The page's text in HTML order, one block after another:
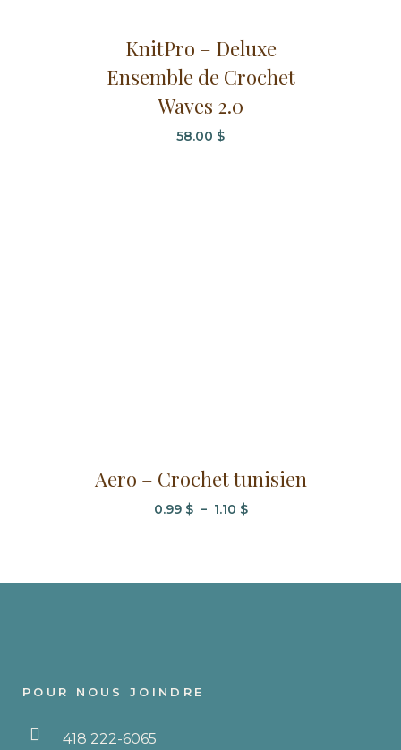
KnitPro – Deluxe
Ensemble de Crochet
Waves 2.0
58.00 $
produit
sur
page
Aero – Crochet tunisien
0.99 $ – 1.10 $Plage
POUR NOUS JOINDRE
418 222-6065